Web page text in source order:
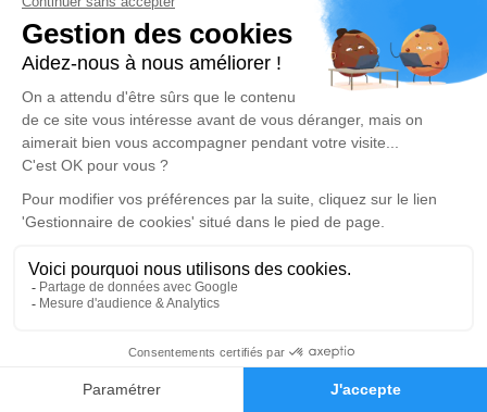
Faire-part Hommages
est un lieu d'expression dédié à honorer la
mémoire de Daniel AUSSIBAL.
Un service de plantation d’arbre hommage est
disponible ici.
Crémation
mardi 23 août 2022 à 12h00
Crématorium des Pompes Funèbres
Antillaises de Morne-À-l'Eau
97111 Morne-À-l'Eau